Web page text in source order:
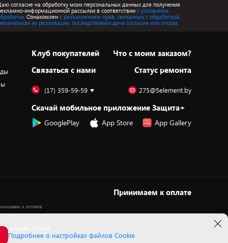
согласие на обработку моих персональных данных для получения
информационной рассылки в соответствиис условиями
Ознакомлен с разъяснением прав, связанных с обработкой,
их реализации, последствиями дачи согласия или отказа.
Клуб покупателей
Cвязаться с нами
Что с моим заказом?
Статус ремонта
(17) 359-59-59 275@5element.by
Скачай мобильное приложение Защита+
GooglePlay App Store App Gallery
Принимаем к оплате
Cookie
Подробнее о настройках файлов Cookie